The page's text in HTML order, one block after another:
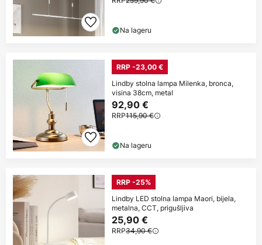
Na lageru
RRP -23,00 €
Lindby stolna lampa Milenka, bronca,
visina 38cm, metal
92,90 €
RRP115,90 €
Na lageru
RRP -25%
Lindby LED stolna lampa Maori, bijela,
metalna, CCT, prigušljiva
25,90 €
RRP34,90 €